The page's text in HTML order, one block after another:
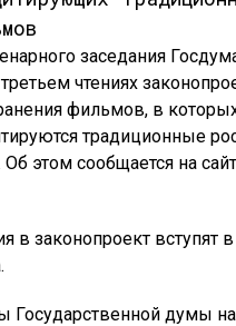
заседания
чтениях
фильмов, в
традиционные
Об этом сообщается на
в законопроект вступят
Государственной думы